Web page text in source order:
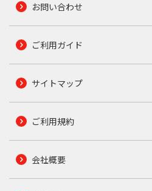
お問い合わせ
ご利用ガイド
サイトマップ
ご利用規約
会社概要